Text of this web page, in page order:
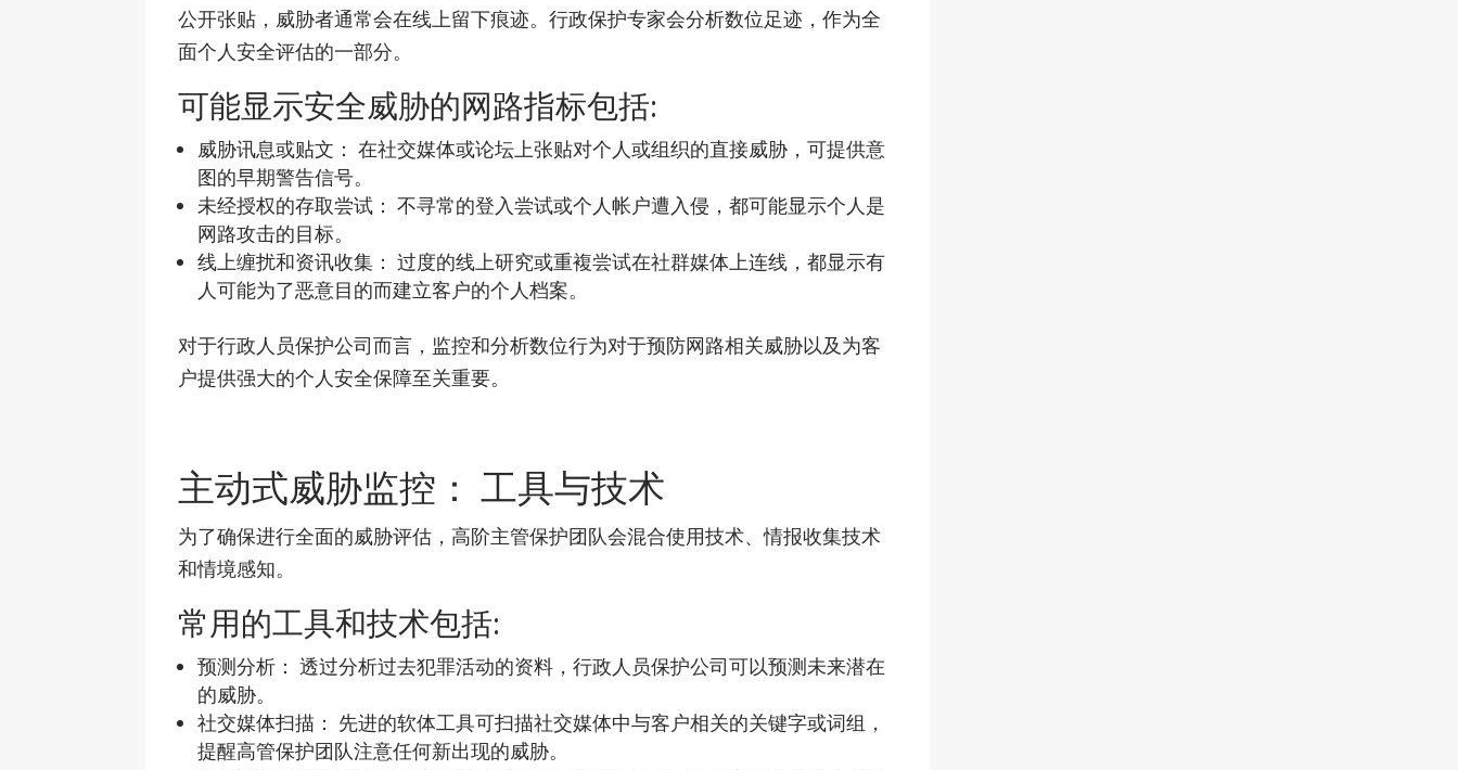
公开张贴，威胁者通常会在线上留下痕迹。行政保护专家会分析数位足迹，作为全
面个人安全评估的一部分。
可能显示安全威胁的网路指标包括:
威胁讯息或贴文： 在社交媒体或论坛上张贴对个人或组织的直接威胁，可提供意
图的早期警告信号。
未经授权的存取尝试： 不寻常的登入尝试或个人帐户遭入侵，都可能显示个人是
网路攻击的目标。
线上缠扰和资讯收集： 过度的线上研究或重複尝试在社群媒体上连线，都显示有
人可能为了恶意目的而建立客户的个人档案。
对于行政人员保护公司而言，监控和分析数位行为对于预防网路相关威胁以及为客
户提供强大的个人安全保障至关重要。
主动式威胁监控： 工具与技术
为了确保进行全面的威胁评估，高阶主管保护团队会混合使用技术、情报收集技术
和情境感知。
常用的工具和技术包括:
预测分析： 透过分析过去犯罪活动的资料，行政人员保护公司可以预测未来潜在
的威胁。
社交媒体扫描： 先进的软体工具可扫描社交媒体中与客户相关的关键字或词组，
提醒高管保护团队注意任何新出现的威胁。